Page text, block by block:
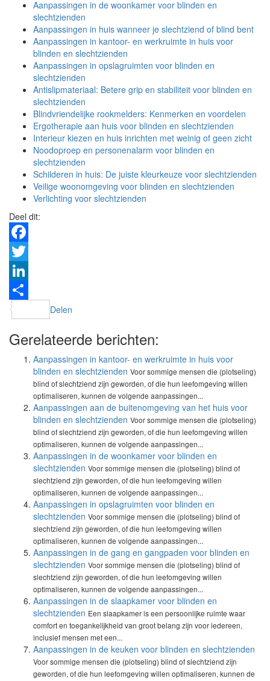
Aanpassingen in de woonkamer voor blinden en
slechtzienden
Aanpassingen in huis wanneer je slechtziend of blind bent
Aanpassingen in kantoor- en werkruimte in huis voor
blinden en slechtzienden
Aanpassingen in opslagruimten voor blinden en
slechtzienden
Antislipmateriaal: Betere grip en stabiliteit voor blinden en
slechtzienden
Blindvriendelijke rookmelders: Kenmerken en voordelen
Ergotherapie aan huis voor blinden en slechtzienden
Interieur kiezen en huis inrichten met weinig of geen zicht
Noodoproep en personenalarm voor blinden en
slechtzienden
Schilderen in huis: De juiste kleurkeuze voor slechtzienden
Veilige woonomgeving voor blinden en slechtzienden
Verlichting voor slechtzienden
Deel dit:
Facebook
Twitter
LinkedIn
Delen
Gerelateerde berichten:
Aanpassingen in kantoor- en werkruimte in huis voor
blinden en slechtzienden Voor sommige mensen die (plotseling)
blind of slechtziend zijn geworden, of die hun leefomgeving willen
optimaliseren, kunnen de volgende aanpassingen...
Aanpassingen aan de buitenomgeving van het huis voor
blinden en slechtzienden Voor sommige mensen die (plotseling)
blind of slechtziend zijn geworden, of die hun leefomgeving willen
optimaliseren, kunnen de volgende aanpassingen...
Aanpassingen in de woonkamer voor blinden en
slechtzienden Voor sommige mensen die (plotseling) blind of
slechtziend zijn geworden, of die hun leefomgeving willen
optimaliseren, kunnen de volgende aanpassingen...
Aanpassingen in opslagruimten voor blinden en
slechtzienden Voor sommige mensen die (plotseling) blind of
slechtziend zijn geworden, of die hun leefomgeving willen
optimaliseren, kunnen de volgende aanpassingen...
Aanpassingen in de gang en gangpaden voor blinden en
slechtzienden Voor sommige mensen die (plotseling) blind of
slechtziend zijn geworden, of die hun leefomgeving willen
optimaliseren, kunnen de volgende aanpassingen...
Aanpassingen in de slaapkamer voor blinden en
slechtzienden Een slaapkamer is een persoonlijke ruimte waar
comfort en toegankelijkheid van groot belang zijn voor iedereen,
inclusief mensen met een...
Aanpassingen in de keuken voor blinden en slechtzienden
Voor sommige mensen die (plotseling) blind of slechtziend zijn
geworden, of die hun leefomgeving willen optimaliseren, kunnen de